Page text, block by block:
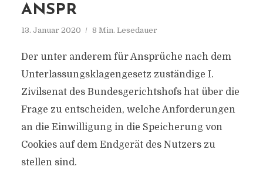
ANSPR
13. Januar 2020 8 Min. Lesedauer
Der unter anderem für Ansprüche nach dem
Unterlassungsklagengesetz zuständige I.
Zivilsenat des Bundesgerichtshofs hat über die
Frage zu entscheiden, welche Anforderungen
an die Einwilligung in die Speicherung von
Cookies auf dem Endgerät des Nutzers zu
stellen sind.